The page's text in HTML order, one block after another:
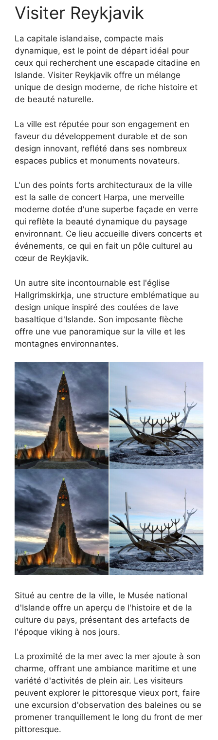
Visiter Reykjavik
La capitale islandaise, compacte mais
dynamique, est le point de départ idéal pour
ceux qui recherchent une escapade citadine en
Islande. Visiter Reykjavik offre un mélange
unique de design moderne, de riche histoire et
de beauté naturelle.
La ville est réputée pour son engagement en
faveur du développement durable et de son
design innovant, reflété dans ses nombreux
espaces publics et monuments novateurs.
L'un des points forts architecturaux de la ville
est la salle de concert Harpa, une merveille
moderne dotée d'une superbe façade en verre
qui reflète la beauté dynamique du paysage
environnant. Ce lieu accueille divers concerts et
événements, ce qui en fait un pôle culturel au
cœur de Reykjavik.
Un autre site incontournable est l'église
Hallgrimskirkja, une structure emblématique au
design unique inspiré des coulées de lave
basaltique d'Islande. Son imposante flèche
offre une vue panoramique sur la ville et les
montagnes environnantes.
Situé au centre de la ville, le Musée national
d'Islande offre un aperçu de l'histoire et de la
culture du pays, présentant des artefacts de
l'époque viking à nos jours.
La proximité de la mer avec la mer ajoute à son
charme, offrant une ambiance maritime et une
variété d'activités de plein air. Les visiteurs
peuvent explorer le pittoresque vieux port, faire
une excursion d'observation des baleines ou se
promener tranquillement le long du front de mer
pittoresque.